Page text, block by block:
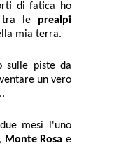
di fatica ho
tra le prealpi
mia terra.
sulle piste da
un vero
mesi l'uno
, Monte Rosa e